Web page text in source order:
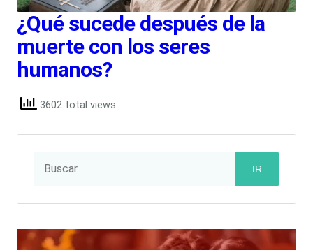
¿Qué sucede después de la
muerte con los seres
humanos?
3602 total views
IR